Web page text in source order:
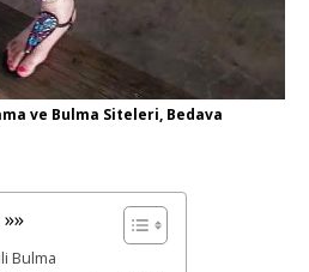
ve Bulma Siteleri, Bedava
Bulma